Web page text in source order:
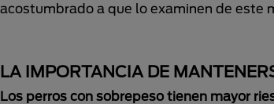
acostumbrado a que lo examinen de este
LA IMPORTANCIA DE
Los perros con sobrepeso tienen mayor